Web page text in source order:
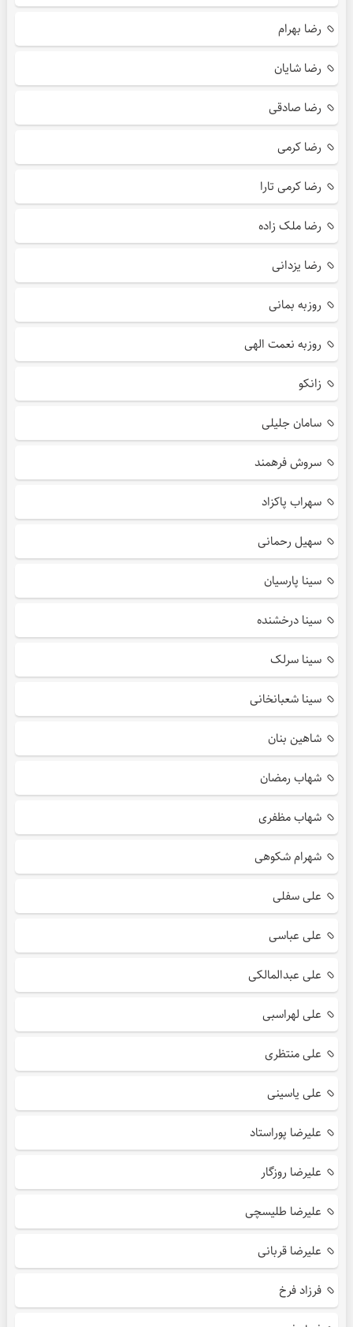
رضا بهرام
رضا شایان
رضا صادقی
رضا کرمی
رضا کرمی تارا
رضا ملک زاده
رضا یزدانی
روزبه بمانی
روزبه نعمت الهی
زانکو
سامان جلیلی
سروش فرهمند
سهراب پاکزاد
سهیل رحمانی
سینا پارسیان
سینا درخشنده
سینا سرلک
سینا شعبانخانی
شاهین بنان
شهاب رمضان
شهاب مظفری
شهرام شکوهی
علی سفلی
علی عباسی
علی عبدالمالکی
علی لهراسبی
علی منتظری
علی یاسینی
علیرضا پوراستاد
علیرضا روزگار
علیرضا طلیسچی
علیرضا قربانی
فرزاد فرخ